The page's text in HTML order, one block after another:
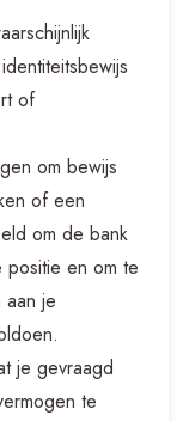
of
om bewijs
of een
om de bank
positie en om te
je
je gevraagd
te